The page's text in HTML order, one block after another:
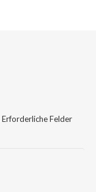
Erforderliche Felder